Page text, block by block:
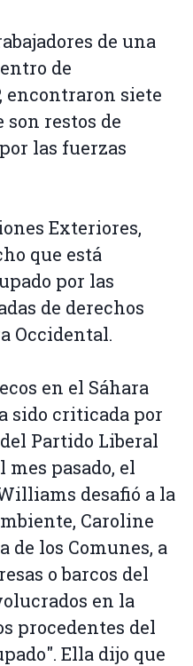
de una
de
encontraron siete
son restos de
las fuerzas
Exteriores,
que está
por las
de derechos
Occidental.
en el Sáhara
sido criticada por
Partido Liberal
mes pasado, el
desafió a la
Caroline
de los Comunes, a
o barcos del
en la
procedentes del
Ella dijo que